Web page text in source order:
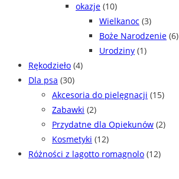
okazje (10)
Wielkanoc (3)
Boże Narodzenie (6)
Urodziny (1)
Rękodzieło (4)
Dla psa (30)
Akcesoria do pielęgnacji (15)
Zabawki (2)
Przydatne dla Opiekunów (2)
Kosmetyki (12)
Różności z lagotto romagnolo (12)